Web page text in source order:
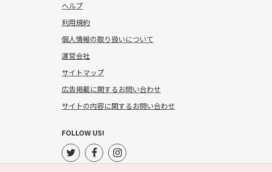
ヘルプ
利用規約
個人情報の取り扱いについて
運営会社
サイトマップ
広告掲載に関するお問い合わせ
サイトの内容に関するお問い合わせ
FOLLOW US!